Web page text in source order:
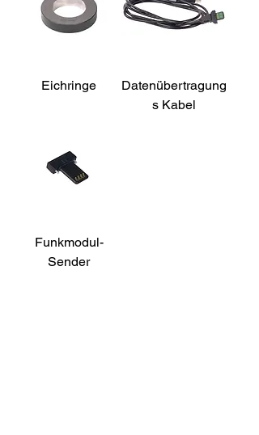
Eichringe
Datenübertragung
s Kabel
Funkmodul-
Sender